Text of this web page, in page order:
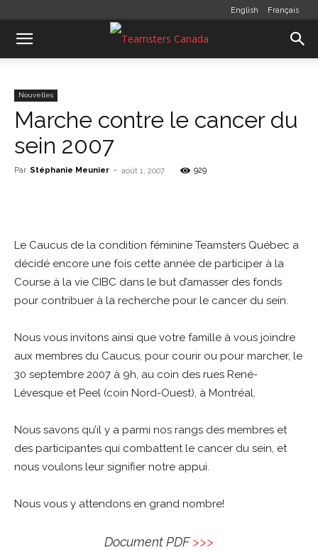
English Français
Nouvelles
Marche contre le cancer du
sein 2007
Par Stéphanie Meunier - août 1, 2007 929
Le Caucus de la condition féminine Teamsters Québec a
décidé encore une fois cette année de participer à la
Course à la vie CIBC dans le but d’amasser des fonds
pour contribuer à la recherche pour le cancer du sein.
Nous vous invitons ainsi que votre famille à vous joindre
aux membres du Caucus, pour courir ou pour marcher, le
30 septembre 2007 à 9h, au coin des rues René-
Lévesque et Peel (coin Nord-Ouest), à Montréal.
Nous savons qu’il y a parmi nos rangs des membres et
des participantes qui combattent le cancer du sein, et
nous voulons leur signifier notre appui.
Nous vous y attendons en grand nombre!
Document PDF>>>